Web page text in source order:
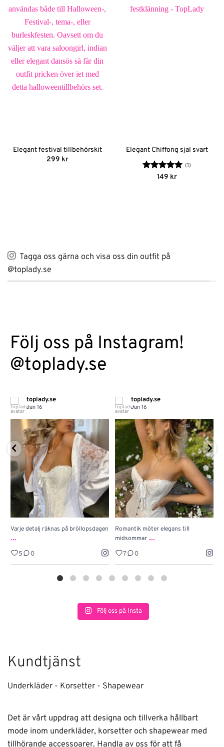
Elegant festival tillbehörskit
299 kr
Elegant Chiffong sjal svart
Betygsatt5
(1)
149 kr
Tagga oss gärna och visa oss din outfit på
@toplady.se
Följ oss på Instagram!
@toplady.se
toplady.se
Jun 16
Varje detalj räknas på bröllopsdagen
...
5 0
toplady.se
Jun 16
Romantik möter elegans till
midsommar ...
7 0
Följ oss på Insta
Kundtjänst
Underkläder - Korsetter - Shapewear
Det är vårt uppdrag att designa och tillverka hållbart
mode inom underkläder, korsetter och shapewear med
tillhörande accessoarer. Handla av oss för att få